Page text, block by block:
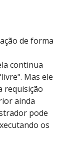
de forma
continua
Mas ele
requisição
ainda
pode
os